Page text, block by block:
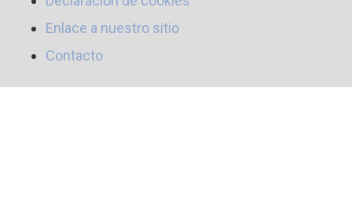
Enlace a nuestro sitio
Contacto